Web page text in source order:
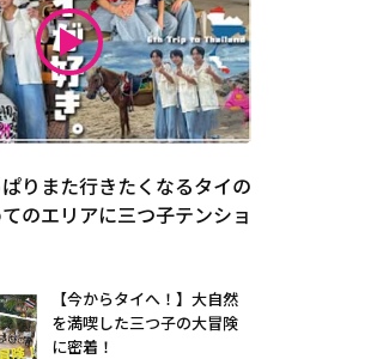
ぱりまた行きたくなるタイの
のエリアに三つ子テンショ
【今からタイへ！】大自然
を満喫した三つ子の大冒険
に密着！